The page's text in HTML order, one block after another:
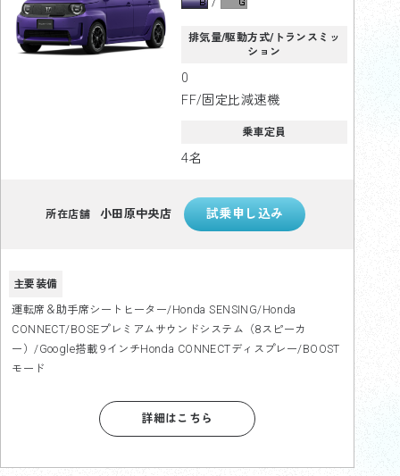
排気量/駆動方式/トランスミッ
ション
0
FF/固定比減速機
乗車定員
4名
所在店舗 小田原中央店
主要装備
運転席＆助手席シートヒーター/Honda SENSING/Honda
CONNECT/BOSEプレミアムサウンドシステム（8スピーカ
ー）/Google搭載 9インチHonda CONNECTディスプレー/BOOST
モード
詳細はこちら